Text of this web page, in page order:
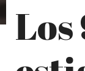
Los